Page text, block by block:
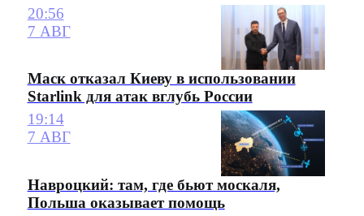
20:56
7 АВГ
Маск отказал Киеву в использовании
Starlink для атак вглубь России
19:14
7 АВГ
Навроцкий: там, где бьют москаля,
Польша оказывает помощь